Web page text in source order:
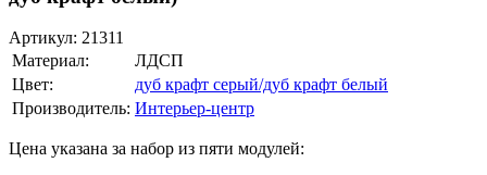
Артикул: 21311
Материал:
ЛДСП
Цвет:
дуб крафт серый/дуб крафт белый
Производитель: Интерьер-центр
Цена указана за набор из пяти модулей: